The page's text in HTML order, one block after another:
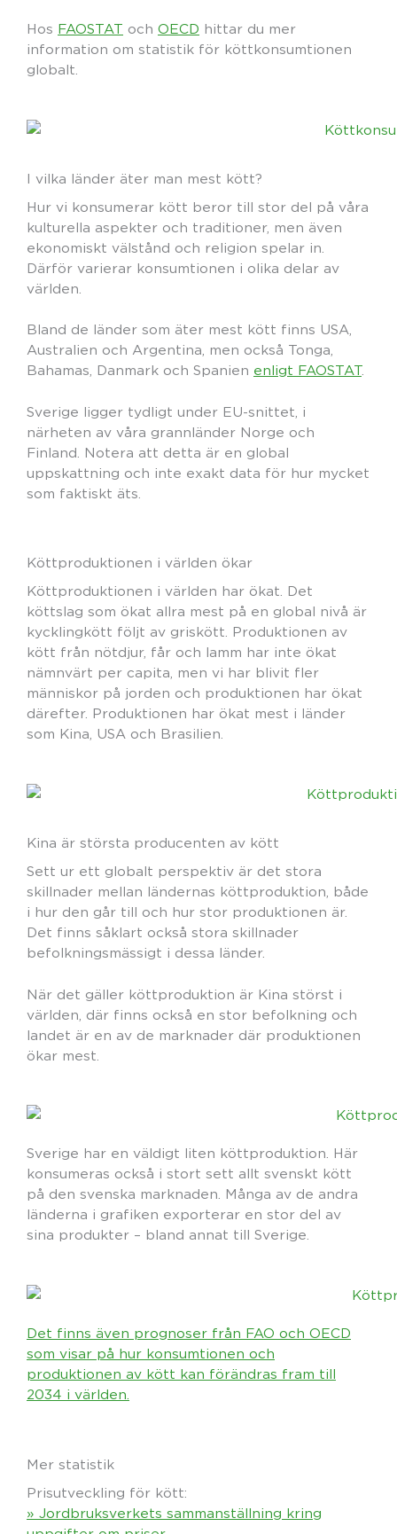
Hos FAOSTAT och OECD hittar du mer
information om statistik för köttkonsumtionen
globalt.
I vilka länder äter man mest kött?
Hur vi konsumerar kött beror till stor del på våra
kulturella aspekter och traditioner, men även
ekonomiskt välstånd och religion spelar in.
Därför varierar konsumtionen i olika delar av
världen.
Bland de länder som äter mest kött finns USA,
Australien och Argentina, men också Tonga,
Bahamas, Danmark och Spanien enligt FAOSTAT.
Sverige ligger tydligt under EU-snittet, i
närheten av våra grannländer Norge och
Finland. Notera att detta är en global
uppskattning och inte exakt data för hur mycket
som faktiskt äts.
Köttproduktionen i världen ökar
Köttproduktionen i världen har ökat. Det
köttslag som ökat allra mest på en global nivå är
kycklingkött följt av griskött. Produktionen av
kött från nötdjur, får och lamm har inte ökat
nämnvärt per capita, men vi har blivit fler
människor på jorden och produktionen har ökat
därefter. Produktionen har ökat mest i länder
som Kina, USA och Brasilien.
Kina är största producenten av kött
Sett ur ett globalt perspektiv är det stora
skillnader mellan ländernas köttproduktion, både
i hur den går till och hur stor produktionen är.
Det finns såklart också stora skillnader
befolkningsmässigt i dessa länder.
När det gäller köttproduktion är Kina störst i
världen, där finns också en stor befolkning och
landet är en av de marknader där produktionen
ökar mest.
Sverige har en väldigt liten köttproduktion. Här
konsumeras också i stort sett allt svenskt kött
på den svenska marknaden. Många av de andra
länderna i grafiken exporterar en stor del av
sina produkter – bland annat till Sverige.
Det finns även prognoser från FAO och OECD
som visar på hur konsumtionen och
produktionen av kött kan förändras fram till
2034 i världen.
Mer statistik
Prisutveckling för kött:
» Jordbruksverkets sammanställning kring